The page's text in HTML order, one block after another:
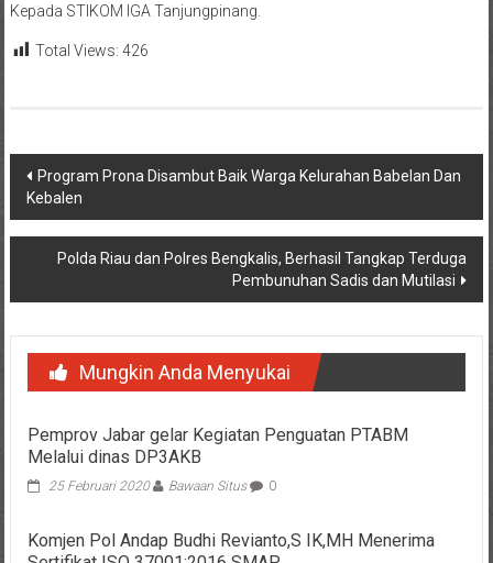
Kepada STIKOM IGA Tanjungpinang.
Total Views: 426
Navigasi
pos
Program Prona Disambut Baik Warga Kelurahan Babelan Dan
Kebalen
Polda Riau dan Polres Bengkalis, Berhasil Tangkap Terduga
Pembunuhan Sadis dan Mutilasi
Mungkin Anda Menyukai
Pemprov Jabar gelar Kegiatan Penguatan PTABM
Melalui dinas DP3AKB
25 Februari 2020 Bawaan Situs 0
Komjen Pol Andap Budhi Revianto,S IK,MH Menerima